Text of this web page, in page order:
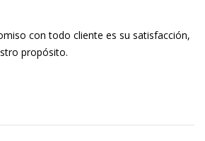
con todo cliente es su satisfacción,
propósito.